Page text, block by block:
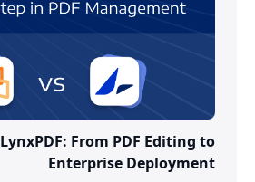
From PDF Editing to
Enterprise Deployment